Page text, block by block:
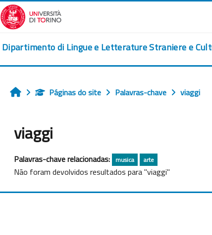
Ir para o conteúdo principal
Dipartimento di Lingue e Letterature Straniere e
InícioPáginas do site Palavras-chave viaggi
viaggi
Palavras-chave relacionadas: musica arte
Não foram devolvidos resultados para "viaggi"